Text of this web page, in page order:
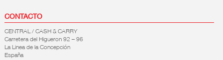
CONTACTO
CENTRAL / CASH & CARRY
Carretera del Higueron 92 – 96
La Linea de la Concepción
España